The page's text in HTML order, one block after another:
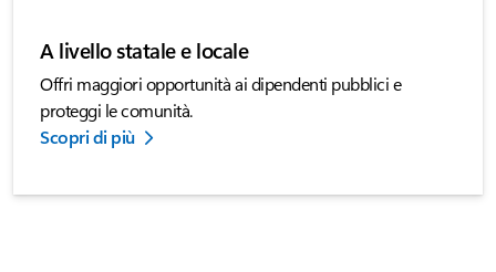
A livello statale e locale
Offri maggiori opportunità ai dipendenti pubblici e
proteggi le comunità.
Scopri di più